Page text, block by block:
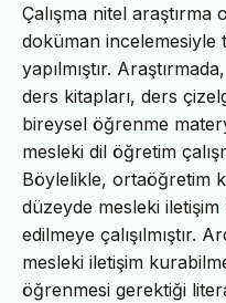
Çalışma nitel
doküman incelemesiyle
yapılmıştır.
ders kitapları, ders
bireysel öğrenme
mesleki dil öğretim
Böylelikle, ortaöğretim
düzeyde mesleki iletişim
edilmeye çalışılmıştır.
mesleki iletişim
öğrenmesi gerektiği